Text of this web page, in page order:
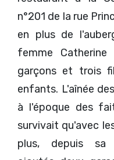
n°201 de la rue
en plus de
femme Catherine
garçons et trois
enfants. L'aînée
à l'époque des
survivait qu'avec
plus, depuis sa